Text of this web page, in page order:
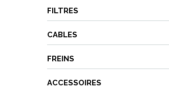
FILTRES
CABLES
FREINS
ACCESSOIRES